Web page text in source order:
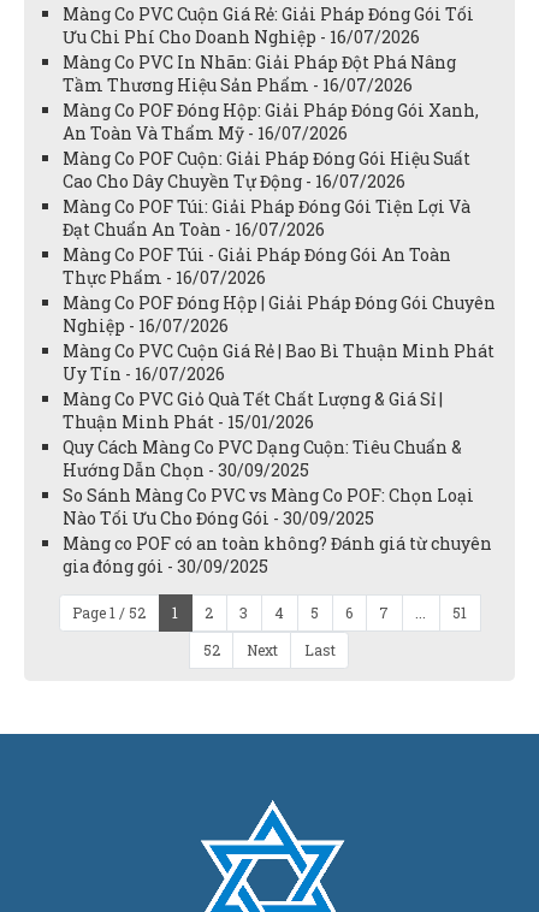
Màng Co PVC Cuộn Giá Rẻ: Giải Pháp Đóng Gói Tối
Ưu Chi Phí Cho Doanh Nghiệp - 16/07/2026
Màng Co PVC In Nhãn: Giải Pháp Đột Phá Nâng
Tầm Thương Hiệu Sản Phẩm - 16/07/2026
Màng Co POF Đóng Hộp: Giải Pháp Đóng Gói Xanh,
An Toàn Và Thẩm Mỹ - 16/07/2026
Màng Co POF Cuộn: Giải Pháp Đóng Gói Hiệu Suất
Cao Cho Dây Chuyền Tự Động - 16/07/2026
Màng Co POF Túi: Giải Pháp Đóng Gói Tiện Lợi Và
Đạt Chuẩn An Toàn - 16/07/2026
Màng Co POF Túi - Giải Pháp Đóng Gói An Toàn
Thực Phẩm - 16/07/2026
Màng Co POF Đóng Hộp | Giải Pháp Đóng Gói Chuyên
Nghiệp - 16/07/2026
Màng Co PVC Cuộn Giá Rẻ | Bao Bì Thuận Minh Phát
Uy Tín - 16/07/2026
Màng Co PVC Giỏ Quà Tết Chất Lượng & Giá Sỉ |
Thuận Minh Phát - 15/01/2026
Quy Cách Màng Co PVC Dạng Cuộn: Tiêu Chuẩn &
Hướng Dẫn Chọn - 30/09/2025
So Sánh Màng Co PVC vs Màng Co POF: Chọn Loại
Nào Tối Ưu Cho Đóng Gói - 30/09/2025
Màng co POF có an toàn không? Đánh giá từ chuyên
gia đóng gói - 30/09/2025
Page 1 / 52 1 2 3 4 5 6 7
51
52
Next Last